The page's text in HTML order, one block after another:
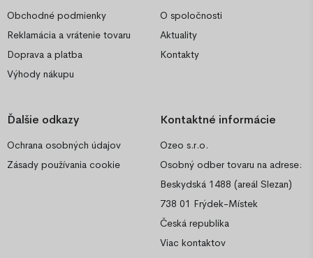
Obchodné podmienky
Reklamácia a vrátenie tovaru
Doprava a platba
Výhody nákupu
O spoločnosti
Aktuality
Kontakty
Ďalšie odkazy
Ochrana osobných údajov
Zásady používania cookie
Kontaktné informácie
Ozeo s.r.o.
Osobný odber tovaru na adrese:
Beskydská 1488 (areál Slezan)
738 01 Frýdek-Místek
Česká republika
Viac kontaktov